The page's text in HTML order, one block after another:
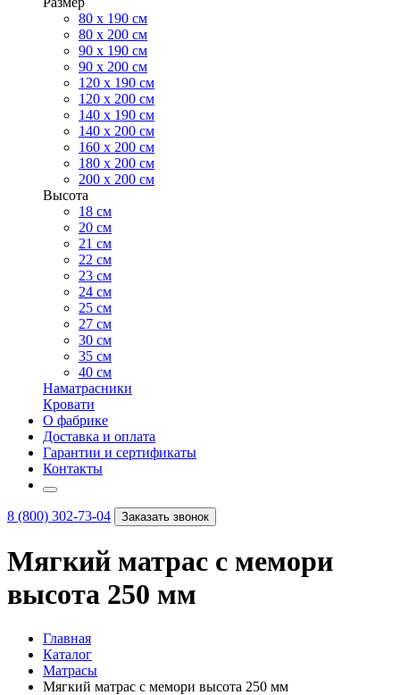
80 х 190 см
80 х 200 см
90 х 190 см
90 х 200 см
120 х 190 см
120 х 200 см
140 х 190 см
140 х 200 см
160 х 200 см
180 х 200 см
200 х 200 см
Высота
18 см
20 см
21 см
22 см
23 см
24 см
25 см
27 см
30 см
35 см
40 см
Наматрасники
Кровати
О фабрике
Доставка и оплата
Гарантии и сертификаты
Контакты
8 (800) 302-73-04 Заказать звонок
Мягкий матрас с мемори
высота 250 мм
Главная
Каталог
Матрасы
Мягкий матрас с мемори высота 250 мм